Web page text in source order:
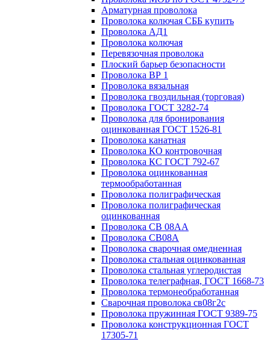
Арматурная проволока
Проволока колючая СББ купить
Проволока АД1
Проволока колючая
Перевязочная проволока
Плоский барьер безопасности
Проволока ВР 1
Проволока вязальная
Проволока гвоздильная (торговая)
Проволока ГОСТ 3282-74
Проволока для бронирования
оцинкованная ГОСТ 1526-81
Проволока канатная
Проволока КО контровочная
Проволока КС ГОСТ 792-67
Проволока оцинкованная
термообработанная
Проволока полиграфическая
Проволока полиграфическая
оцинкованная
Проволока СВ 08АА
Проволока СВ08А
Проволока сварочная омедненная
Проволока стальная оцинкованная
Проволока стальная углеродистая
Проволока телеграфная, ГОСТ 1668-73
Проволока термонеобработанная
Сварочная проволока св08г2с
Проволока пружинная ГОСТ 9389-75
Проволока конструкционная ГОСТ
17305-71